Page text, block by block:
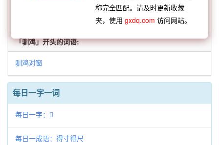
「驯鸡对窗」的典故、驯鸡对窗成语故事
「驯鸡」开头的词语:
驯鸡对窗
每日一字一词
每日一字：𦴞
每日一成语：得寸得尺
称完全匹配。请及时更新收藏
夹，使用gxdq.com 访问网站。